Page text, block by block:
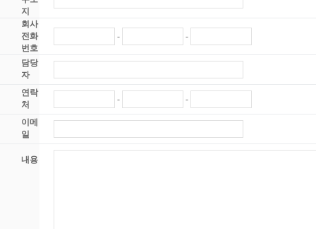
지
회사
전화
번호
- -
담당
자
연락
처
- -
이메
일
내용